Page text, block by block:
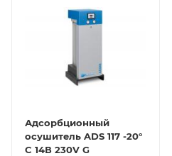
Адсорбционный
осушитель ADS 117 -20°
C 14В 230V G